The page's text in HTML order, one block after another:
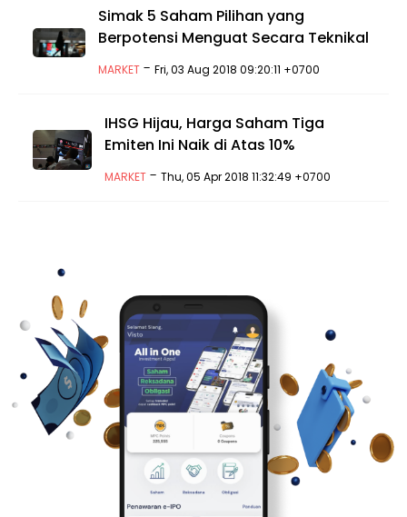
Simak 5 Saham Pilihan yang
Berpotensi Menguat Secara Teknikal
MARKET- Fri, 03 Aug 2018 09:20:11 +0700
IHSG Hijau, Harga Saham Tiga
Emiten Ini Naik di Atas 10%
MARKET -Thu, 05 Apr 2018 11:32:49 +0700